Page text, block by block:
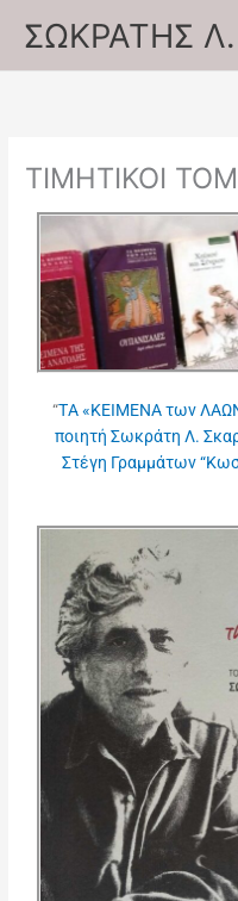
ΣΩΚΡΑΤΗΣ
ΤΙΜΗΤΙΚΟΙ
“ΤA «ΚΕΙΜΕΝΑ των
ποιητή Σωκράτη Λ.
Στέγη Γραμμάτων